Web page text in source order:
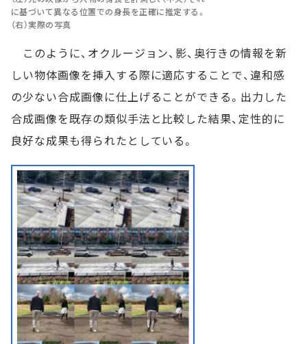
に基づいて異なる位置での身長を正確に推定する。
（右）実際の写真
このように、オクルージョン、影、奥行きの情報を新
しい物体画像を挿入する際に適応することで、違和感
の少ない合成画像に仕上げることができる。出力した
合成画像を既存の類似手法と比較した結果、定性的に
良好な成果も得られたとしている。